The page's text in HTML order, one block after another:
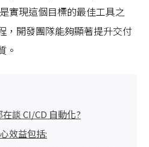
實現這個目標的最佳工具之
，開發團隊能夠顯著提升交付
。
談 CI/CD 自動化?
效益包括: